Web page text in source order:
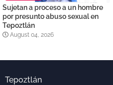
Sujetan a proceso a un hombre
por presunto abuso sexual en
Tepoztlán
August 04, 2026
Tepoztlán